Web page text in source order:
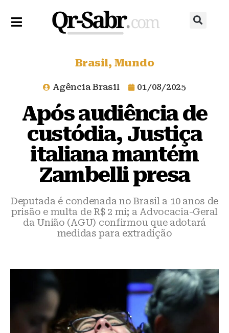
Brasil, Mundo
Agência Brasil 01/08/2025
Após audiência de
custódia, Justiça
italiana mantém
Zambelli presa
Deputada é condenada no Brasil a 10 anos de
prisão e multa de R$ 2 mi; a Advocacia-Geral
da União (AGU) confirmou que adotará
medidas para extradição